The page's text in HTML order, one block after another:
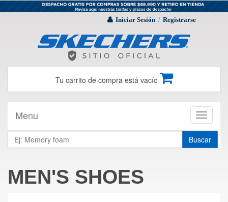
Iniciar Sesión / Registrarse
Tu carrito de compra está vacío
Toggle
Menu
Buscar
MEN'S SHOES